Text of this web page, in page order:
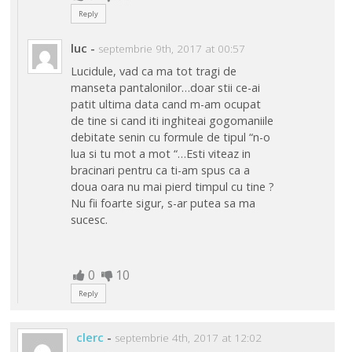
Reply
luc - septembrie 9th, 2017 at 00:57
Lucidule, vad ca ma tot tragi de
manseta pantalonilor…doar stii ce-ai
patit ultima data cand m-am ocupat
de tine si cand iti inghiteai gogomaniile
debitate senin cu formule de tipul “n-o
lua si tu mot a mot “…Esti viteaz in
bracinari pentru ca ti-am spus ca a
doua oara nu mai pierd timpul cu tine ?
Nu fii foarte sigur, s-ar putea sa ma
sucesc.
0 10
Reply
clerc - septembrie 4th, 2017 at 12:02